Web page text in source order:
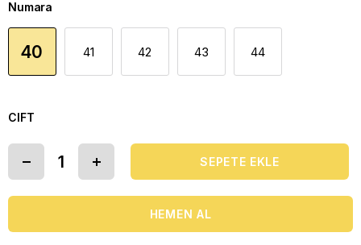
Numara
40 41 42 43 44
CIFT